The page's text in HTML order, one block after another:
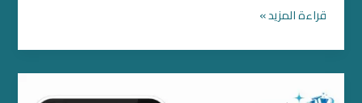
قراءة المزيد »
تسليك